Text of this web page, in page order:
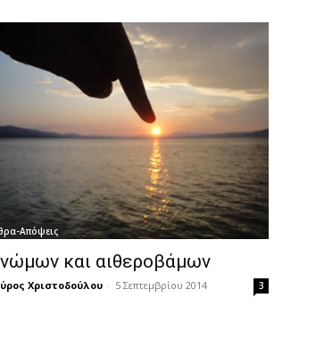
Απόψεις
και αιθεροβάμων
Χριστοδούλου - 5 Σεπτεμβρίου 2014 3